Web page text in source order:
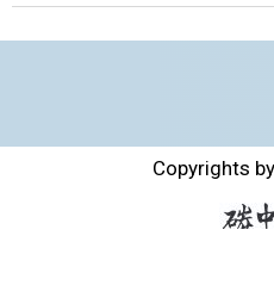
Copyrights